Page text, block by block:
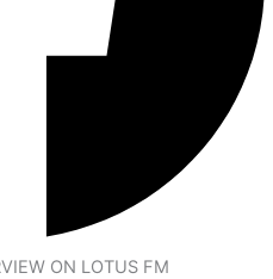
ON LOTUS FM